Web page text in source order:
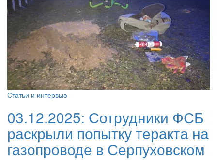
Статьи и интервью
03.12.2025: Сотрудники ФСБ
раскрыли попытку теракта на
газопроводе в Серпуховском